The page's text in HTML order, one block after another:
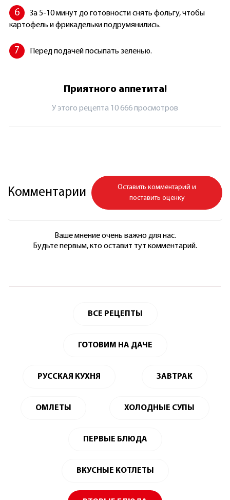
За 5-10 минут до готовности снять фольгу, чтобы
картофель и фрикадельки подрумянились.
Перед подачей посыпать зеленью.
Приятного аппетита!
У этого рецепта 10 666 просмотров
Комментарии
Оставить комментарий и
поставить оценку
Ваше мнение очень важно для нас.
Будьте первым, кто оставит тут комментарий.
ВСЕ РЕЦЕПТЫ
ГОТОВИМ НА ДАЧЕ
РУССКАЯ КУХНЯ ЗАВТРАК
ОМЛЕТЫ ХОЛОДНЫЕ СУПЫ
ПЕРВЫЕ БЛЮДА
ВКУСНЫЕ КОТЛЕТЫ